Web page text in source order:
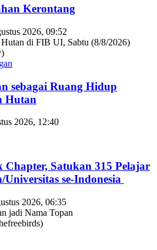
Kerontang
2026, 09:52
sebagai Ruang Hidup
Hutan
2026, 12:40
Chapter, Satukan 315 Pelajar
Universitas se-Indonesia
2026, 06:35